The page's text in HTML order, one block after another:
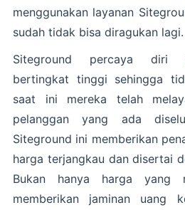
menggunakan layanan
sudah tidak bisa diragukan lagi.
Siteground percaya diri
bertingkat tinggi sehingga
saat ini mereka telah
pelanggan yang ada
Siteground ini memberikan
harga terjangkau dan disertai
Bukan hanya harga yang
memberikan jaminan uang